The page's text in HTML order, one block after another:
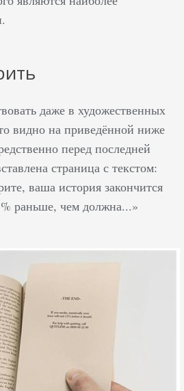
даже в художественных
видно на приведённой ниже
перед последней
страница с текстом:
ваша история закончится
раньше, чем должна...»